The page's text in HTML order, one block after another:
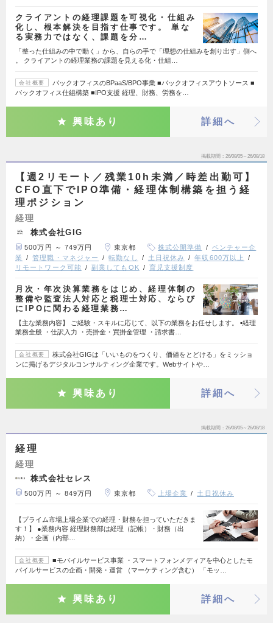
クライアントの経理課題を可視化・仕組み
化し、根本解決を目指す仕事です。 単な
る実務力ではなく、課題を分…
「整った仕組みの中で動く」から、自らの手で「理想の仕組みを創り出す」側へ
。 クライアントの経理業務の課題を見える化・仕組…
会社概要
バックオフィスのBPaaS/BPO事業 ■バックオフィスアウトソース ■
バックオフィス仕組構築 ■IPO支援 経理、財務、労務を…
興味あり 詳細へ
掲載期間 26/08/05～26/08/18
【週2リモート／残業10h未満／時差出勤可】
CFO直下でIPO準備・経理体制構築を担う経
理ポジション
経理
株式会社GIG
500万円 ～ 749万円 東京都 株式公開準備
ベンチャー企
業
管理職・マネジャー 転勤なし 土日祝休み
年収600万以上
リモートワーク可能
副業してもOK 育児支援制度
月次・年次決算業務をはじめ、経理体制の
整備や監査法人対応と税理士対応、ならび
にIPOに関わる経理業務…
【主な業務内容】 ご経験・スキルに応じて、以下の業務をお任せします。 ▪️経理
業務全般 ・仕訳入力 ・売掛金・買掛金管理 ・請求書…
会社概要
株式会社GIGは「いいものをつくり、価値をとどける」をミッショ
ンに掲げるデジタルコンサルティング企業です。Webサイトや…
興味あり 詳細へ
掲載期間 26/08/05～26/08/18
経理
経理
株式会社セレス
500万円 ～ 849万円 東京都 上場企業 土日祝休み
【プライム市場上場企業での経理・財務を担っていただきま
す！】 ●業務内容 経理財務部は経理（記帳）・財務（出
納）・企画（内部…
会社概要
■モバイルサービス事業 ・スマートフォンメディアを中心としたモ
バイルサービスの企画・開発・運営 （マーケティング含む） 「モッ…
興味あり 詳細へ